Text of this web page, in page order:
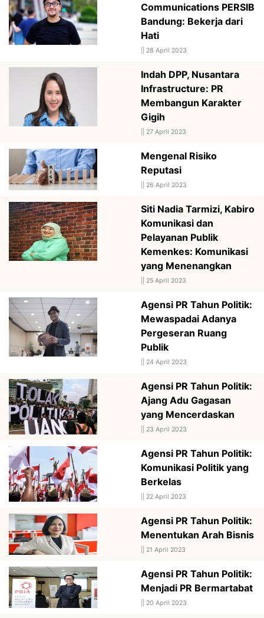
Communications PERSIB
Bandung: Bekerja dari
Hati
28 April 2023
Indah DPP, Nusantara
Infrastructure: PR
Membangun Karakter
Gigih
27 April 2023
Mengenal Risiko
Reputasi
26 April 2023
Siti Nadia Tarmizi, Kabiro
Komunikasi dan
Pelayanan Publik
Kemenkes: Komunikasi
yang Menenangkan
25 April 2023
Agensi PR Tahun Politik:
Mewaspadai Adanya
Pergeseran Ruang
Publik
24 April 2023
Agensi PR Tahun Politik:
Ajang Adu Gagasan
yang Mencerdaskan
23 April 2023
Agensi PR Tahun Politik:
Komunikasi Politik yang
Berkelas
22 April 2023
Agensi PR Tahun Politik:
Menentukan Arah Bisnis
21 April 2023
Agensi PR Tahun Politik:
Menjadi PR Bermartabat
20 April 2023